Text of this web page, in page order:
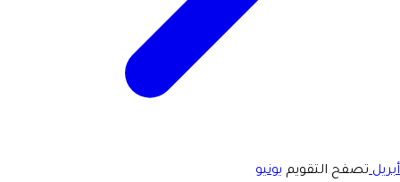
أبريلتصفح التقويم يونيو